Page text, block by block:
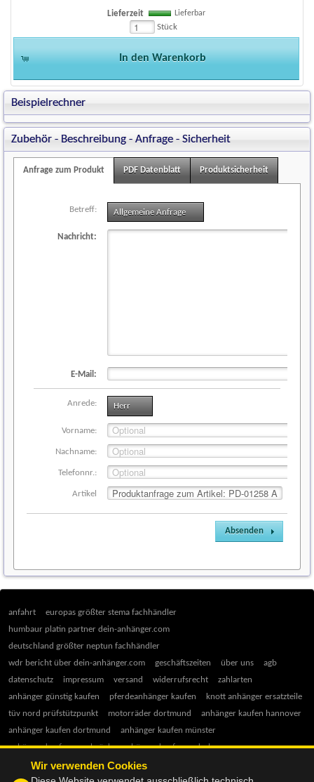
Lieferzeit Lieferbar
Stück
In den Warenkorb
Beispielrechner
Zubehör - Beschreibung - Anfrage - Sicherheit
Anfrage zum Produkt PDF Datenblatt Produktsicherheit
Betreff: Allgemeine Anfrage
Nachricht:
E-Mail:
Anrede: Herr
Vorname:
Nachname:
Telefonnr.:
Artikel
Absenden
anfahrt
europas größter stema fachhändler
humbaur platin partner dein-anhänger.com
deutschland größter neptun fachhändler
wdr bericht über dein-anhänger.com
geschäftszeiten über uns
agb
datenschutz
impressum versand widerrufsrecht
zahlarten
anhänger günstig kaufen
pferdeanhänger kaufen
knott anhänger ersatzteile
tüv nord prüfstützpunkt
motorräder dortmund
anhänger kaufen hannover
anhänger kaufen dortmund
anhänger kaufen münster
anhänger kaufen osnabrück
anhänger kaufen paderborn
anhänger kaufen hamm
anhänger kaufen gütersloh
Wir verwenden Cookies
(1)